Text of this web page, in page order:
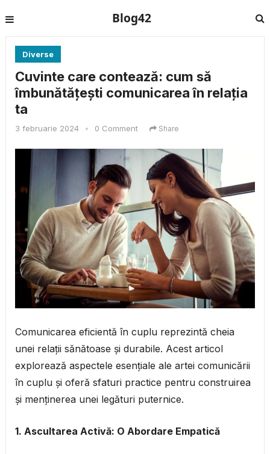
Blog42
Diverse
Cuvinte care contează: cum să
îmbunătățești comunicarea în relația
ta
3 februarie 2024 • 0 Comment Share
Comunicarea eficientă în cuplu reprezintă cheia
unei relații sănătoase și durabile. Acest articol
explorează aspectele esențiale ale artei comunicării
în cuplu și oferă sfaturi practice pentru construirea
și menținerea unei legături puternice.
1. Ascultarea Activă: O Abordare Empatică